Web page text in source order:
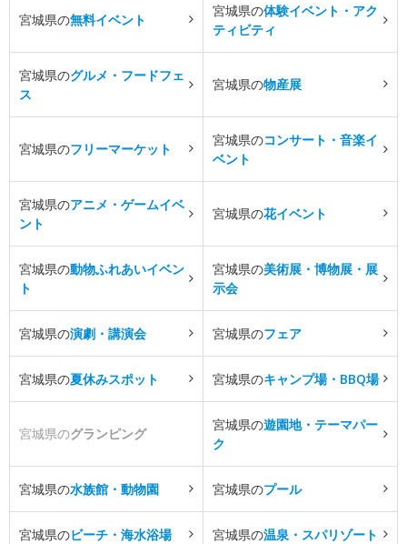
宮城県の無料イベント
宮城県の体験イベント・アク
ティビティ
宮城県のグルメ・フードフェ
ス
宮城県の物産展
宮城県のフリーマーケット
宮城県のコンサート・音楽イ
ベント
宮城県のアニメ・ゲームイベ
ント
宮城県の花イベント
宮城県の動物ふれあいイベン
ト
宮城県の美術展・博物展・展
示会
宮城県の演劇・講演会 宮城県のフェア
宮城県の夏休みスポット 宮城県のキャンプ場・BBQ場
宮城県のグランピング
宮城県の遊園地・テーマパー
ク
宮城県の水族館・動物園 宮城県のプール
宮城県のビーチ・海水浴場 宮城県の温泉・スパリゾート